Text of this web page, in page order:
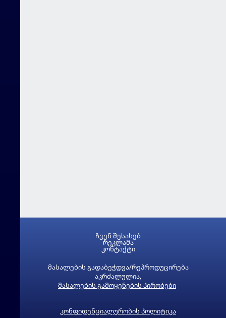
მასალების გადაბეჭდვა/რეპროდუცირება
აკრძალულია,
მასალების გამოყენების პირობები
კონფიდენციალურობის პოლიტიკა
ჩვენ შესახებ
რეკლამა
კონტაქტი